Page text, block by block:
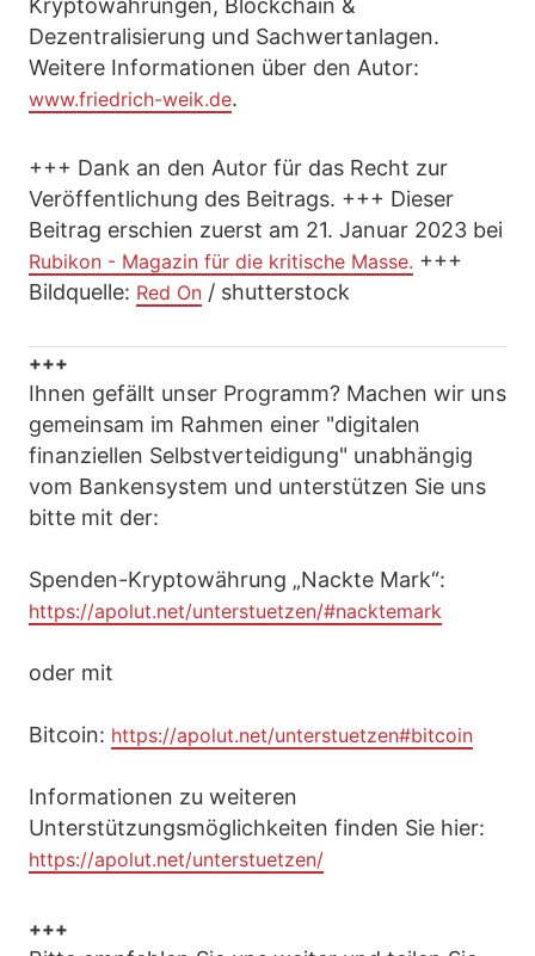
Kryptowährungen, Blockchain &
Dezentralisierung und Sachwertanlagen.
Weitere Informationen über den Autor:
www.friedrich-weik.de.
+++ Dank an den Autor für das Recht zur
Veröffentlichung des Beitrags. +++ Dieser
Beitrag erschien zuerst am 21. Januar 2023 bei
Rubikon - Magazin für die kritische Masse. +++
Bildquelle: Red On / shutterstock
+++
Ihnen gefällt unser Programm? Machen wir uns
gemeinsam im Rahmen einer "digitalen
finanziellen Selbstverteidigung" unabhängig
vom Bankensystem und unterstützen Sie uns
bitte mit der:
Spenden-Kryptowährung „Nackte Mark“:
https://apolut.net/unterstuetzen/#nacktemark
oder mit
Bitcoin: https://apolut.net/unterstuetzen#bitcoin
Informationen zu weiteren
Unterstützungsmöglichkeiten finden Sie hier:
https://apolut.net/unterstuetzen/
+++